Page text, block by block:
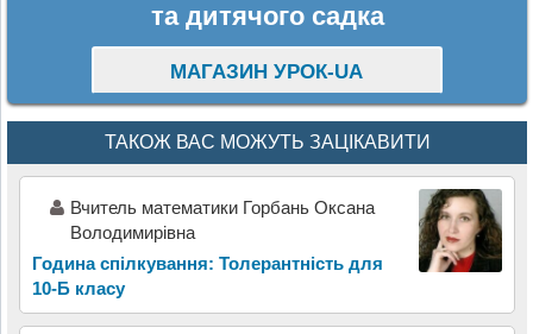
та дитячого садка
МАГАЗИН УРОК-UA
ТАКОЖ ВАС МОЖУТЬ ЗАЦІКАВИТИ
Вчитель математики Горбань Оксана
Володимирівна
Година спілкування: Толерантність для
10-Б класу